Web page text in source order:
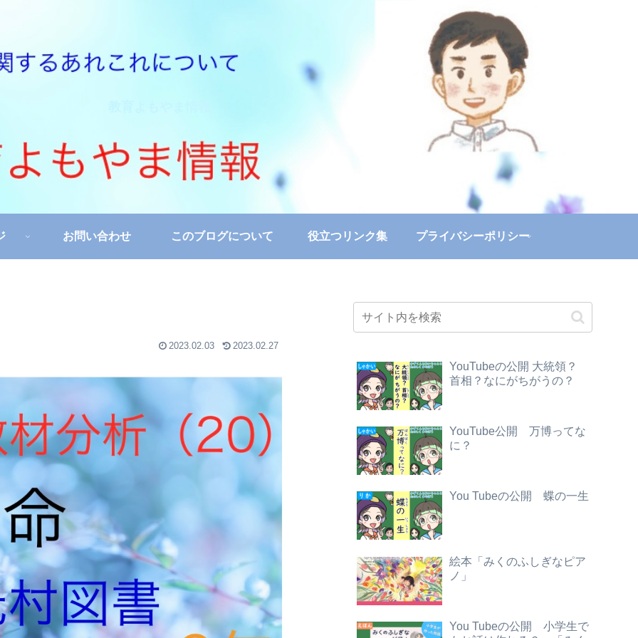
お問い合わせ このブログについて 役立つリンク集 プライバシーポリシー
2023.02.03 2023.02.27
YouTubeの公開 大統領？
首相？なにがちがうの？
YouTube公開 万博ってな
に？
You Tubeの公開 蝶の一生
絵本「みくのふしぎなピア
ノ」
You Tubeの公開 小学生で